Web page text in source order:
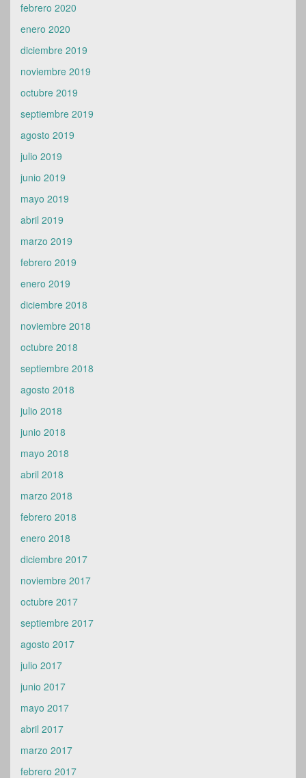
febrero 2020
enero 2020
diciembre 2019
noviembre 2019
octubre 2019
septiembre 2019
agosto 2019
julio 2019
junio 2019
mayo 2019
abril 2019
marzo 2019
febrero 2019
enero 2019
diciembre 2018
noviembre 2018
octubre 2018
septiembre 2018
agosto 2018
julio 2018
junio 2018
mayo 2018
abril 2018
marzo 2018
febrero 2018
enero 2018
diciembre 2017
noviembre 2017
octubre 2017
septiembre 2017
agosto 2017
julio 2017
junio 2017
mayo 2017
abril 2017
marzo 2017
febrero 2017